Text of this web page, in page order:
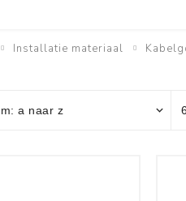
Panasonic
Installatie materiaal